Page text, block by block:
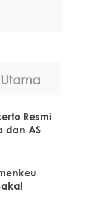
Resmi
dan AS